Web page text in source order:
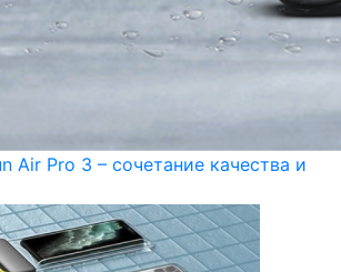
Air Pro 3 – сочетание качества и